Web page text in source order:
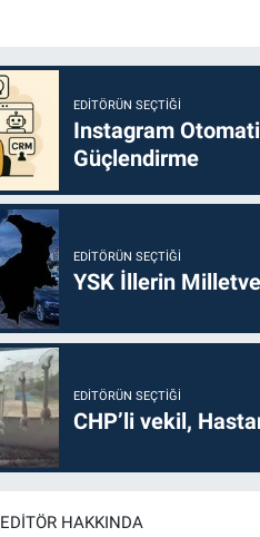
EDITÖRÜN SEÇTIĞI
Instagram
Güçlendirme
EDITÖRÜN SEÇTIĞI
YSK İllerin
EDITÖRÜN SEÇTIĞI
CHP’li vekil,
EDITÖR HAKKINDA